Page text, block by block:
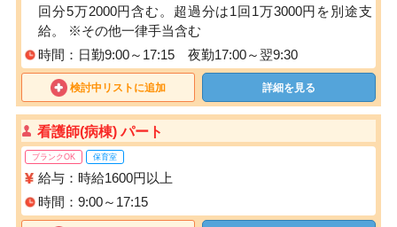
回分5万2000円含む。超過分は1回1万3000円を別途支
給。 ※その他一律手当含む
時間：日勤9:00～17:15 夜勤17:00～翌9:30
検討中リストに追加 詳細を見る
看護師(病棟) パート
ブランクOK 保育室
給与：時給1600円以上
時間：9:00～17:15